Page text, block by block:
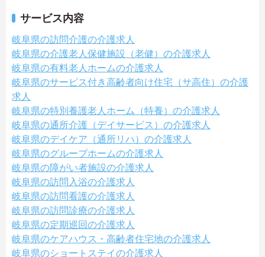
サービス内容
岐阜県の訪問介護の介護求人
岐阜県の介護老人保健施設（老健）の介護求人
岐阜県の有料老人ホームの介護求人
岐阜県のサービス付き高齢者向け住宅（サ高住）の介護
求人
岐阜県の特別養護老人ホーム（特養）の介護求人
岐阜県の通所介護（デイサービス）の介護求人
岐阜県のデイケア（通所リハ）の介護求人
岐阜県のグループホームの介護求人
岐阜県の障がい者施設の介護求人
岐阜県の訪問入浴の介護求人
岐阜県の訪問看護の介護求人
岐阜県の訪問診療の介護求人
岐阜県の定期巡回の介護求人
岐阜県のケアハウス・高齢者住宅地の介護求人
岐阜県のショートステイの介護求人